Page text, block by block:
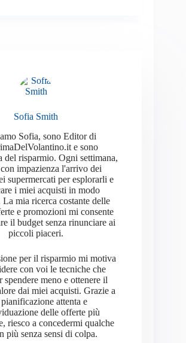
Sofia Smith
Sofia, sono Editor di
e sono
del risparmio. Ogni settimana,
impazienza l'arrivo dei
supermercati per esplorarli e
i miei acquisti in modo
La mia ricerca costante delle
e promozioni mi consente
il budget senza rinunciare ai
piccoli piaceri.
per il risparmio mi motiva
con voi le tecniche che
spendere meno e ottenere il
dai miei acquisti. Grazie a
attenta e
delle offerte più
riesco a concedermi qualche
più senza sensi di colpa.